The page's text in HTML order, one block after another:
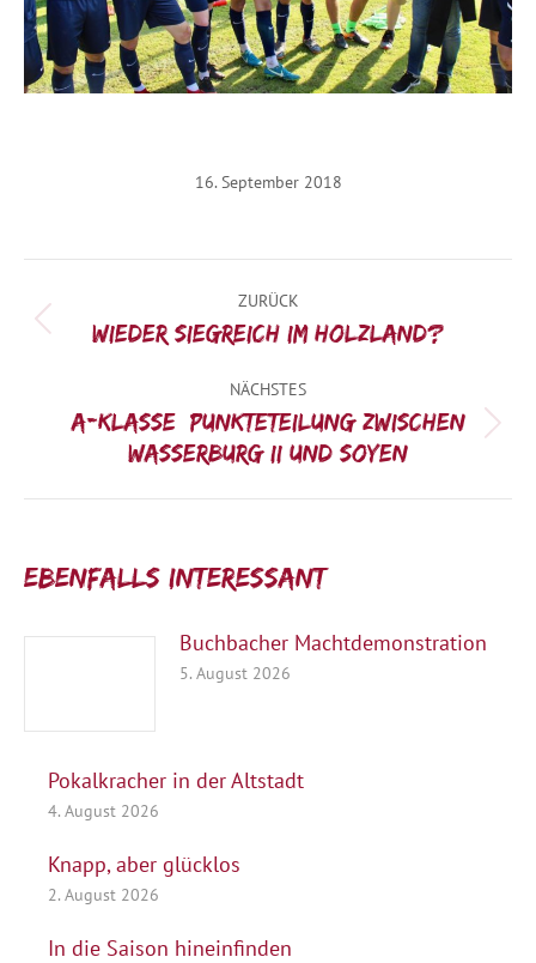
16. September 2018
ZURÜCK
Vorheriger
Wieder siegreich im Holzland?
NÄCHSTES
Nächster
Beitrag:
A-Klasse: Punkteteilung zwischen
Wasserburg II und Soyen
Ebenfalls interessant:
Buchbacher Machtdemonstration
5. August 2026
Pokalkracher in der Altstadt
4. August 2026
Knapp, aber glücklos
2. August 2026
In die Saison hineinfinden